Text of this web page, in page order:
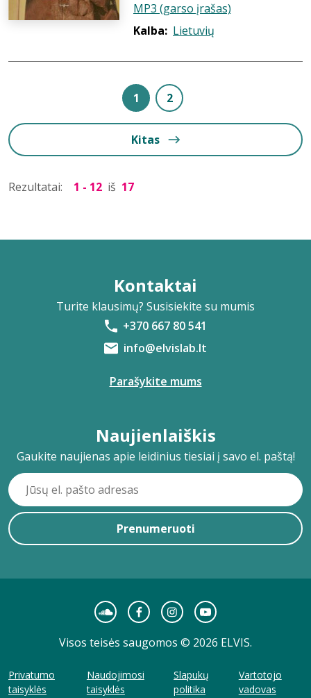
MP3 (garso įrašas)
Kalba: Lietuvių
1 2
Kitas
Rezultatai: 1 - 12 iš 17
Kontaktai
Turite klausimų? Susisiekite su mumis
+370 667 80 541
info@elvislab.lt
Parašykite mums
Naujienlaiškis
Gaukite naujienas apie leidinius tiesiai į savo el. paštą!
Prenumeruoti
Visos teisės saugomos © 2026 ELVIS.
Privatumo
taisyklės
Naudojimosi
taisyklės
Slapukų
politika
Vartotojo
vadovas